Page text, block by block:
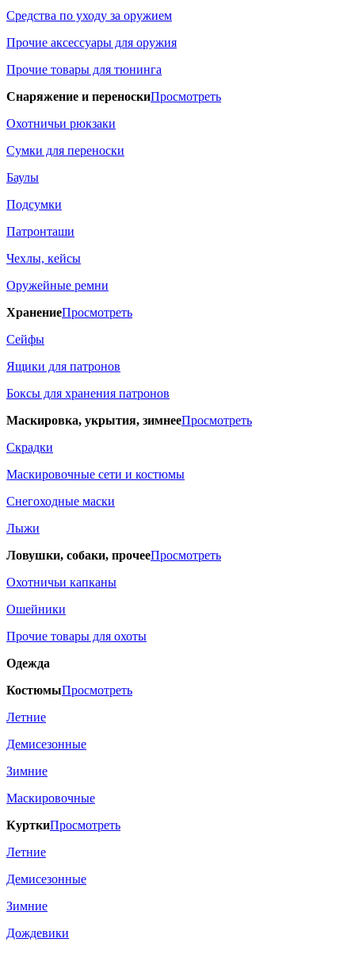
Средства по уходу за оружием
Прочие аксессуары для оружия
Прочие товары для тюнинга
Снаряжение и переноскиПросмотреть
Охотничьи рюкзаки
Сумки для переноски
Баулы
Подсумки
Патронташи
Чехлы, кейсы
Оружейные ремни
ХранениеПросмотреть
Сейфы
Ящики для патронов
Боксы для хранения патронов
Маскировка, укрытия, зимнееПросмотреть
Скрадки
Маскировочные сети и костюмы
Снегоходные маски
Лыжи
Ловушки, собаки, прочееПросмотреть
Охотничьи капканы
Ошейники
Прочие товары для охоты
Одежда
КостюмыПросмотреть
Летние
Демисезонные
Зимние
Маскировочные
КурткиПросмотреть
Летние
Демисезонные
Зимние
Дождевики